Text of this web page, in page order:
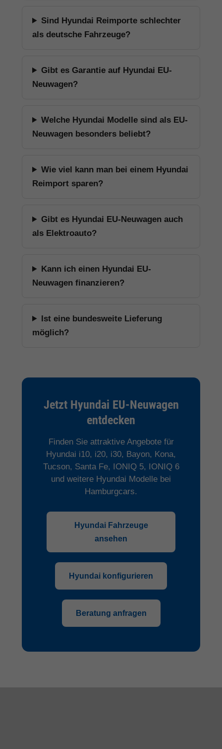
Sind Hyundai Reimporte schlechter
als deutsche Fahrzeuge?
Gibt es Garantie auf Hyundai EU-
Neuwagen?
Welche Hyundai Modelle sind als EU-
Neuwagen besonders beliebt?
Wie viel kann man bei einem Hyundai
Reimport sparen?
Gibt es Hyundai EU-Neuwagen auch
als Elektroauto?
Kann ich einen Hyundai EU-
Neuwagen finanzieren?
Ist eine bundesweite Lieferung
möglich?
Jetzt Hyundai EU-Neuwagen
entdecken
Finden Sie attraktive Angebote für
Hyundai i10, i20, i30, Bayon, Kona,
Tucson, Santa Fe, IONIQ 5, IONIQ 6
und weitere Hyundai Modelle bei
Hamburgcars.
Hyundai Fahrzeuge
ansehen
Hyundai konfigurieren
Beratung anfragen